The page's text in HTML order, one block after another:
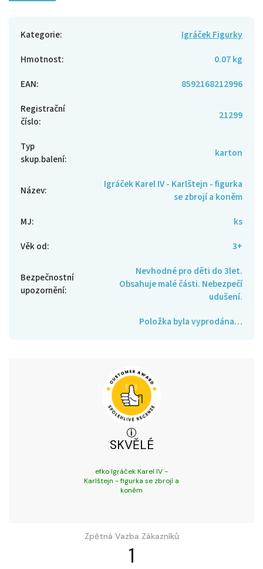
Kategorie:
Igráček Figurky
Hmotnost:
0.07 kg
EAN:
8592168212996
Registrační
číslo: 21299
Typ
skup.balení: karton
Název:
Igráček Karel IV - Karlštejn - figurka
se zbrojí a koněm
MJ:
ks
Věk od: 3+
Bezpečnostní
upozornění:
Nevhodné pro děti do 3let.
Obsahuje malé části. Nebezpečí
udušení.
Položka byla vyprodána…
SKVĚLÉ
efko Igráček Karel IV -
Karlštejn - figurka se zbrojí a
koněm
Zpětná Vazba Zákazníků
1